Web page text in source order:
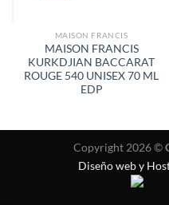
MAISON FRANCIS
MAISON FRANCIS
KURKDJIAN BACCARAT
ROUGE 540 UNISEX 70 ML
EDP
Copyright 2026 ©
Diseño web y